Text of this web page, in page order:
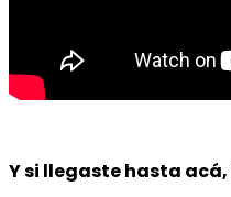
Y si llegaste hasta